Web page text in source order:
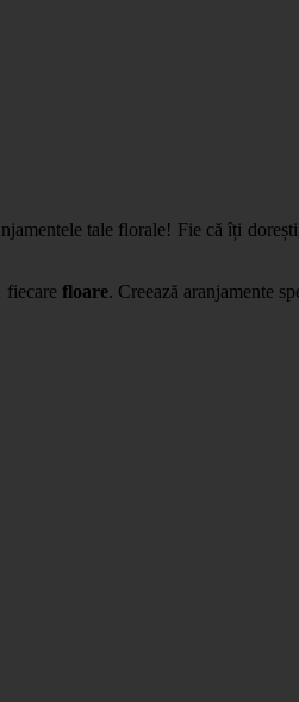
tale florale! Fie că îți
fiecare floare. Creează aranjamente